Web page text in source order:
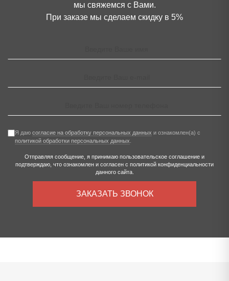
мы свяжемся с Вами.
При заказе мы сделаем скидку в 5%
Я даю согласие на обработку персональных данных и ознакомлен(а) с
политикой обработки персональных данных
Отправляя сообщение, я принимаю пользовательское соглашение и
подтверждаю, что ознакомлен и согласен с политикой конфиденциальности
данного сайта.
ЗАКАЗАТЬ ЗВОНОК